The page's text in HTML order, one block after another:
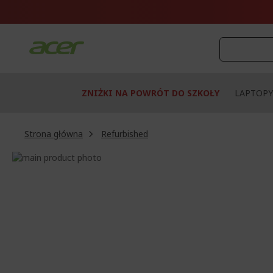
ZNIŻKI NA POWRÓT DO SZKOŁY LAPTOPY
Strona główna
Refurbished
Przejdź